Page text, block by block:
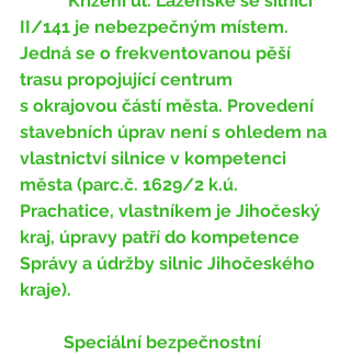
II/141 je nebezpečným místem.
Jedná se o frekventovanou pěší
trasu propojující centrum
s okrajovou částí města. Provedení
stavebních úprav není s ohledem na
vlastnictví silnice v kompetenci
města (parc.č. 1629/2 k.ú.
Prachatice, vlastníkem je Jihočeský
kraj, úpravy patří do kompetence
Správy a údržby silnic Jihočeského
kraje).